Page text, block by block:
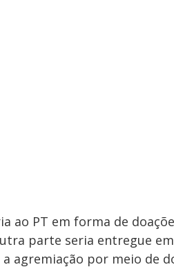
ao PT em forma de
parte seria entregue
agremiação por meio de